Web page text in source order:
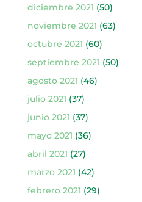
diciembre 2021 (50)
noviembre 2021 (63)
octubre 2021 (60)
septiembre 2021 (50)
agosto 2021 (46)
julio 2021 (37)
junio 2021 (37)
mayo 2021 (36)
abril 2021 (27)
marzo 2021 (42)
febrero 2021 (29)